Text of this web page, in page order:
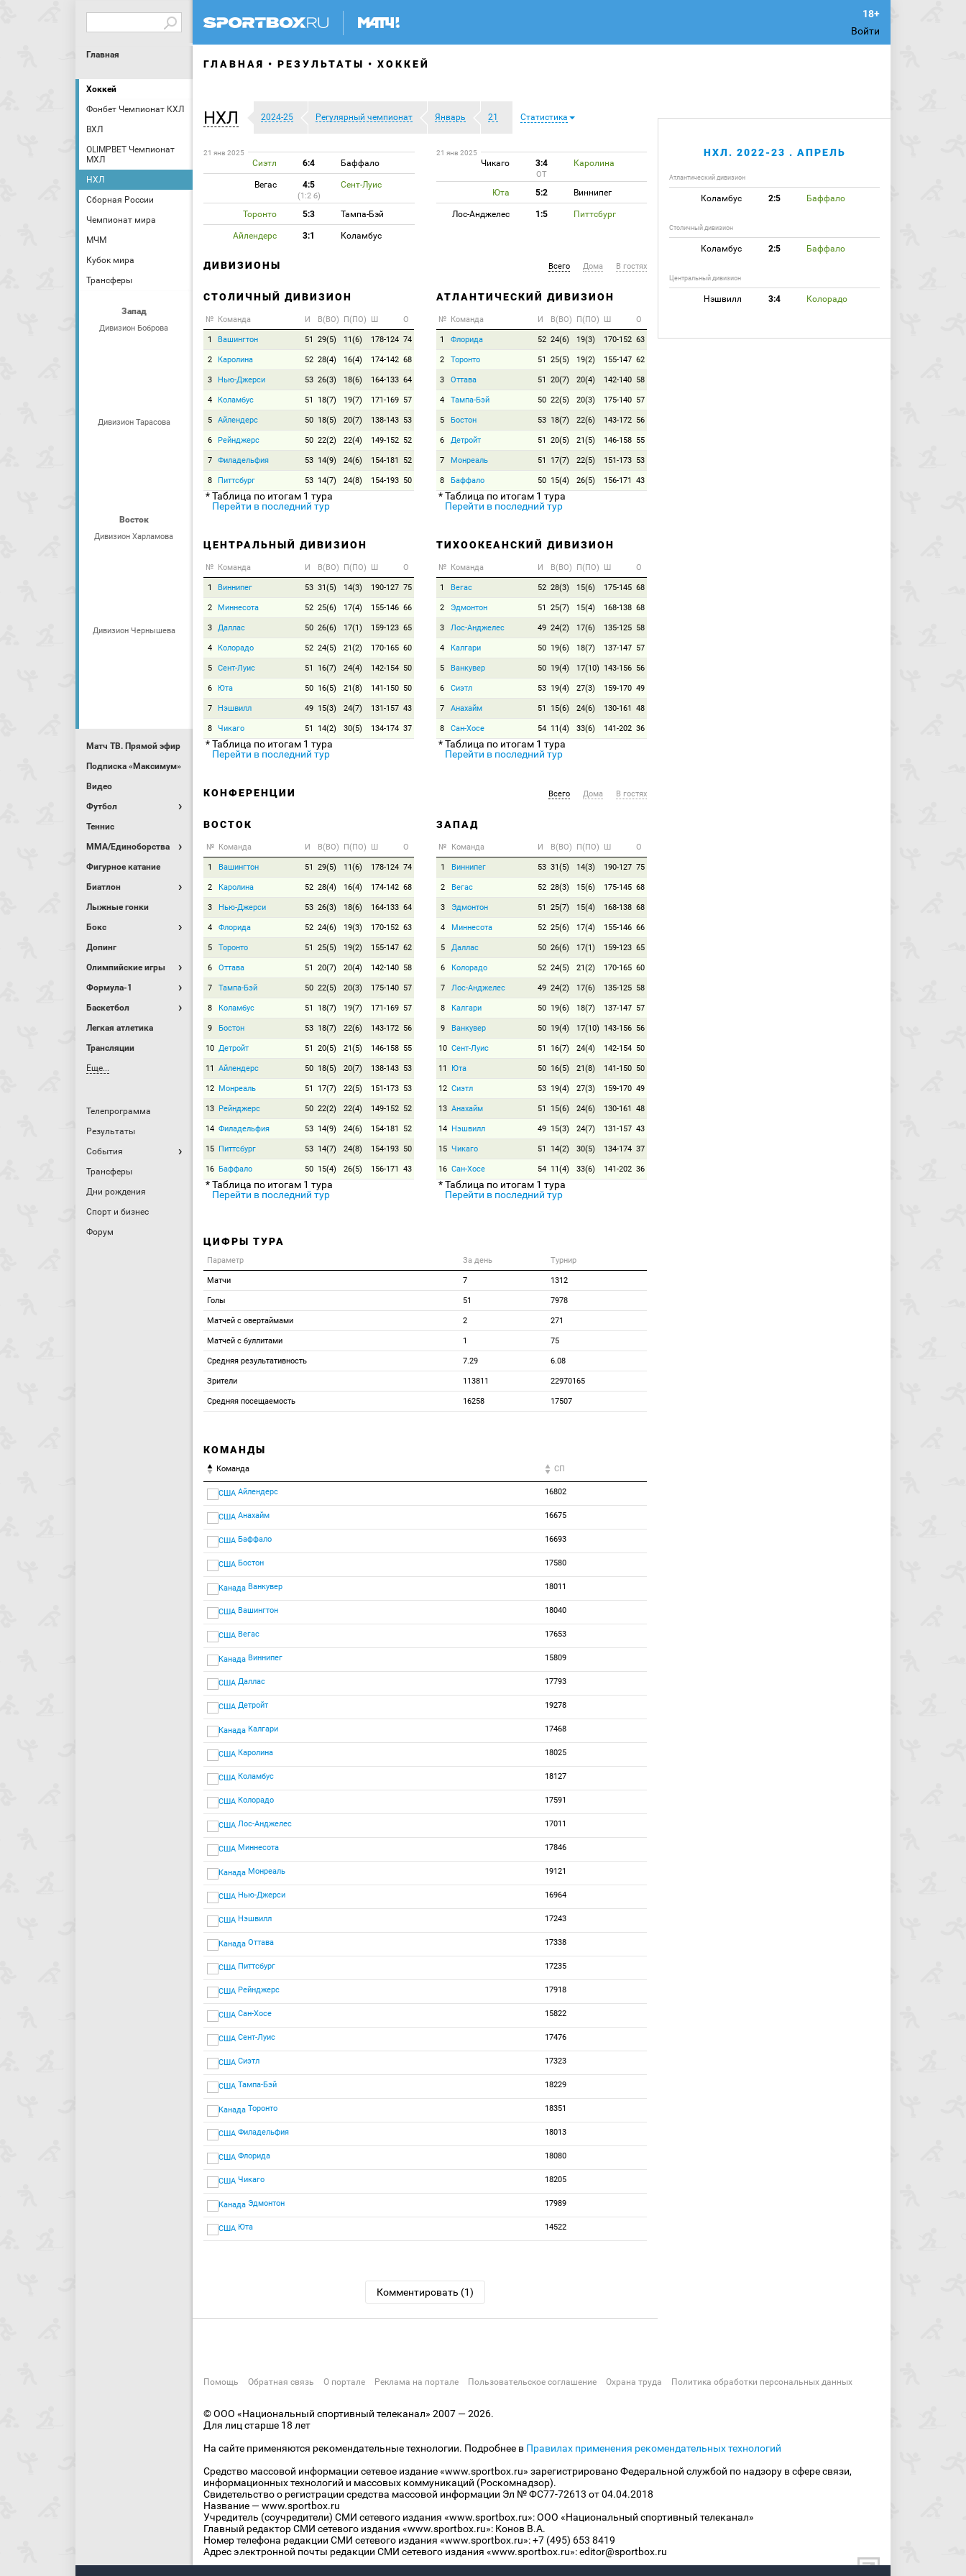
Войти
Главная
Хоккей
Фонбет Чемпионат КХЛ
ВХЛ
OLIMPBET Чемпионат
МХЛ
НХЛ
Сборная России
Чемпионат мира
МЧМ
Кубок мира
Трансферы
Запад
Дивизион Боброва
Дивизион Тарасова
Восток
Дивизион Харламова
Дивизион Чернышева
Матч ТВ. Прямой эфир
Подписка «Максимум»
Видео
Футбол
Теннис
MMA/Единоборства
Фигурное катание
Биатлон
Лыжные гонки
Бокс
Допинг
Олимпийские игры
Формула-1
Баскетбол
Легкая атлетика
Трансляции
Еще...
Телепрограмма
Результаты
События
Трансферы
Дни рождения
Спорт и бизнес
Форум
ГЛАВНАЯ РЕЗУЛЬТАТЫ ХОККЕЙ
НХЛ 2024-25 Регулярный чемпионат Январь 21 Статистика
21 янв 2025
Сиэтл 6:4 Баффало
Вегас 4:5 Сент-Луис
(1:2 б)
Торонто 5:3 Тампа-Бэй
Айлендерс 3:1 Коламбус
21 янв 2025
Чикаго 3:4 Каролина
ОТ
Юта 5:2 Виннипег
Лос-Анджелес 1:5 Питтсбург
Всего Дома В гостях
ДИВИЗИОНЫ
СТОЛИЧНЫЙ ДИВИЗИОН
№ Команда И В(ВО) П(ПО) Ш О
1 Вашингтон 51 29(5) 11(6) 178-124 74
2 Каролина 52 28(4) 16(4) 174-142 68
3 Нью-Джерси 53 26(3) 18(6) 164-133 64
4 Коламбус 51 18(7) 19(7) 171-169 57
5 Айлендерс 50 18(5) 20(7) 138-143 53
6 Рейнджерс 50 22(2) 22(4) 149-152 52
7 Филадельфия 53 14(9) 24(6) 154-181 52
8 Питтсбург 53 14(7) 24(8) 154-193 50
* Таблица по итогам 1 тура
Перейти в последний тур
АТЛАНТИЧЕСКИЙ ДИВИЗИОН
№ Команда И В(ВО) П(ПО) Ш О
1 Флорида 52 24(6) 19(3) 170-152 63
2 Торонто 51 25(5) 19(2) 155-147 62
3 Оттава 51 20(7) 20(4) 142-140 58
4 Тампа-Бэй 50 22(5) 20(3) 175-140 57
5 Бостон 53 18(7) 22(6) 143-172 56
6 Детройт 51 20(5) 21(5) 146-158 55
7 Монреаль 51 17(7) 22(5) 151-173 53
8 Баффало 50 15(4) 26(5) 156-171 43
* Таблица по итогам 1 тура
Перейти в последний тур
ЦЕНТРАЛЬНЫЙ ДИВИЗИОН
№ Команда И В(ВО) П(ПО) Ш О
1 Виннипег 53 31(5) 14(3) 190-127 75
2 Миннесота 52 25(6) 17(4) 155-146 66
3 Даллас 50 26(6) 17(1) 159-123 65
4 Колорадо 52 24(5) 21(2) 170-165 60
5 Сент-Луис 51 16(7) 24(4) 142-154 50
6 Юта 50 16(5) 21(8) 141-150 50
7 Нэшвилл 49 15(3) 24(7) 131-157 43
8 Чикаго 51 14(2) 30(5) 134-174 37
* Таблица по итогам 1 тура
Перейти в последний тур
ТИХООКЕАНСКИЙ ДИВИЗИОН
№ Команда И В(ВО) П(ПО) Ш О
1 Вегас 52 28(3) 15(6) 175-145 68
2 Эдмонтон 51 25(7) 15(4) 168-138 68
3 Лос-Анджелес 49 24(2) 17(6) 135-125 58
4 Калгари 50 19(6) 18(7) 137-147 57
5 Ванкувер 50 19(4) 17(10) 143-156 56
6 Сиэтл 53 19(4) 27(3) 159-170 49
7 Анахайм 51 15(6) 24(6) 130-161 48
8 Сан-Хосе 54 11(4) 33(6) 141-202 36
* Таблица по итогам 1 тура
Перейти в последний тур
Всего Дома В гостях
КОНФЕРЕНЦИИ
ВОСТОК
№ Команда И В(ВО) П(ПО) Ш О
1 Вашингтон 51 29(5) 11(6) 178-124 74
2 Каролина 52 28(4) 16(4) 174-142 68
3 Нью-Джерси 53 26(3) 18(6) 164-133 64
4 Флорида 52 24(6) 19(3) 170-152 63
5 Торонто 51 25(5) 19(2) 155-147 62
6 Оттава 51 20(7) 20(4) 142-140 58
7 Тампа-Бэй 50 22(5) 20(3) 175-140 57
8 Коламбус 51 18(7) 19(7) 171-169 57
9 Бостон 53 18(7) 22(6) 143-172 56
10 Детройт 51 20(5) 21(5) 146-158 55
11 Айлендерс 50 18(5) 20(7) 138-143 53
12 Монреаль 51 17(7) 22(5) 151-173 53
13 Рейнджерс 50 22(2) 22(4) 149-152 52
14 Филадельфия 53 14(9) 24(6) 154-181 52
15 Питтсбург 53 14(7) 24(8) 154-193 50
16 Баффало 50 15(4) 26(5) 156-171 43
* Таблица по итогам 1 тура
Перейти в последний тур
ЗАПАД
№ Команда И В(ВО) П(ПО) Ш О
1 Виннипег 53 31(5) 14(3) 190-127 75
2 Вегас 52 28(3) 15(6) 175-145 68
3 Эдмонтон 51 25(7) 15(4) 168-138 68
4 Миннесота 52 25(6) 17(4) 155-146 66
5 Даллас 50 26(6) 17(1) 159-123 65
6 Колорадо 52 24(5) 21(2) 170-165 60
7 Лос-Анджелес 49 24(2) 17(6) 135-125 58
8 Калгари 50 19(6) 18(7) 137-147 57
9 Ванкувер 50 19(4) 17(10) 143-156 56
10 Сент-Луис 51 16(7) 24(4) 142-154 50
11 Юта 50 16(5) 21(8) 141-150 50
12 Сиэтл 53 19(4) 27(3) 159-170 49
13 Анахайм 51 15(6) 24(6) 130-161 48
14 Нэшвилл 49 15(3) 24(7) 131-157 43
15 Чикаго 51 14(2) 30(5) 134-174 37
16 Сан-Хосе 54 11(4) 33(6) 141-202 36
* Таблица по итогам 1 тура
Перейти в последний тур
ЦИФРЫ ТУРА
Параметр За день Турнир
Матчи 7 1312
Голы 51 7978
Матчей с овертаймами 2 271
Матчей с буллитами 1 75
Средняя результативность 7.29 6.08
Зрители 113811 22970165
Средняя посещаемость 16258 17507
КОМАНДЫ
Команда СП
Айлендерс 16802
Анахайм 16675
Баффало 16693
Бостон 17580
Ванкувер 18011
Вашингтон 18040
Вегас 17653
Виннипег 15809
Даллас 17793
Детройт 19278
Калгари 17468
Каролина 18025
Коламбус 18127
Колорадо 17591
Лос-Анджелес 17011
Миннесота 17846
Монреаль 19121
Нью-Джерси 16964
Нэшвилл 17243
Оттава 17338
Питтсбург 17235
Рейнджерс 17918
Сан-Хосе 15822
Сент-Луис 17476
Сиэтл 17323
Тампа-Бэй 18229
Торонто 18351
Филадельфия 18013
Флорида 18080
Чикаго 18205
Эдмонтон 17989
Юта 14522
Комментировать (1)
НХЛ. 2022-23 . АПРЕЛЬ
Атлантический дивизион
Коламбус 2:5 Баффало
Столичный дивизион
Коламбус 2:5 Баффало
Центральный дивизион
Нэшвилл 3:4 Колорадо
Помощь Обратная связь О портале Реклама на портале Пользовательское соглашение Охрана труда Политика обработки персональных данных
© ООО «Национальный спортивный телеканал» 2007 — 2026.
Для лиц старше 18 лет
На сайте применяются рекомендательные технологии. Подробнее в Правилах применения рекомендательных технологий
Средство массовой информации сетевое издание «www.sportbox.ru» зарегистрировано Федеральной службой по надзору в сфере связи,
информационных технологий и массовых коммуникаций (Роскомнадзор).
Свидетельство о регистрации средства массовой информации Эл № ФС77-72613 от 04.04.2018
Название — www.sportbox.ru
Учредитель (соучредители) СМИ сетевого издания «www.sportbox.ru»: ООО «Национальный спортивный телеканал»
Главный редактор СМИ сетевого издания «www.sportbox.ru»: Конов В.А.
Номер телефона редакции СМИ сетевого издания «www.sportbox.ru»: +7 (495) 653 8419
Адрес электронной почты редакции СМИ сетевого издания «www.sportbox.ru»: editor@sportbox.ru